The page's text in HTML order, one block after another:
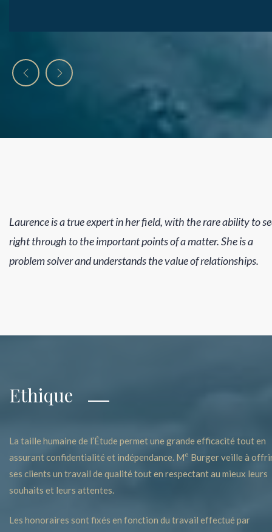
Laurence is a true expert in her field, with the rare ability to
right through to the important points of a matter. She is a
problem solver and understands the value of relationships.
Ethique
La taille humaine de l’Étude permet une grande efficacité tout en
assurant confidentialité et indépendance. Me Burger veille à
ses clients un travail de qualité tout en respectant au mieux leurs
souhaits et leurs attentes.
Les honoraires sont fixés en fonction du travail effectué par